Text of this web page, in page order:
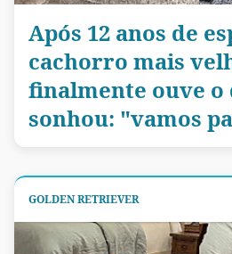
Após 12 anos de
cachorro mais
finalmente ouve o
sonhou: "vamos
GOLDEN RETRIEVER